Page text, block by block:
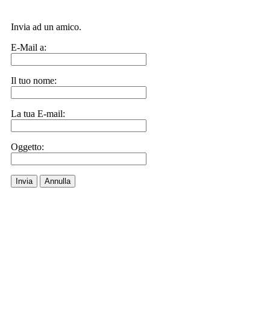
Invia ad un amico.
E-Mail a:
Il tuo nome:
La tua E-mail:
Oggetto:
Invia Annulla